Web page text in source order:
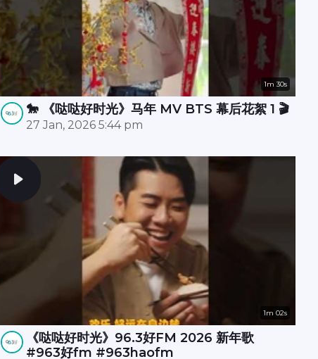
1m 30s
🐎 《哒哒好时光》马年 MV BTS 幕后花絮 1 🎬
27 Jan, 2026 5:44 pm
1m 02s
《哒哒好时光》96.3好FM 2026 新年歌
#963好fm #963haofm